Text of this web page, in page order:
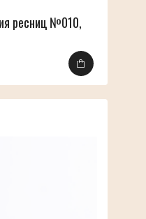
ресниц №010,